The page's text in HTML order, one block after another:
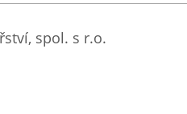
spol. s r.o.